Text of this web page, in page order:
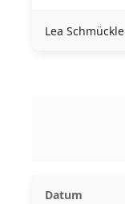
Lea Schmückle
Datum